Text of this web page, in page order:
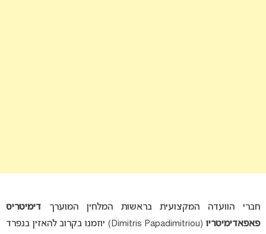
חברי הוועדה המקצועית בראשות המלחין המוערך דימיטריס
פאפאדימיטריו
(Dimitris Papadimitriou) יוזמנו בקרוב להאזין בנפרד